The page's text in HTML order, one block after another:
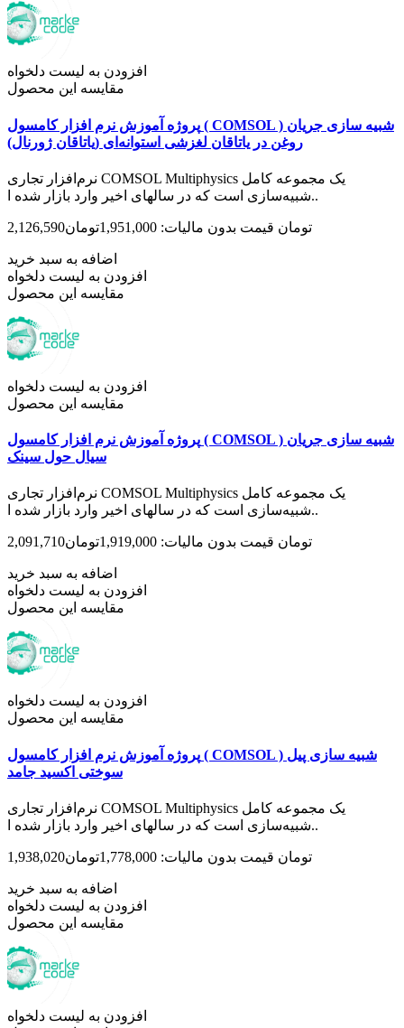
افزودن به لیست دلخواه
مقایسه این محصول
پروژه آموزش نرم افزار کامسول ( COMSOL ) شبیه سازی جریان
روغن در یاتاقان لغزشی استوانه‌ای (یاتاقان ژورنال)
نرم‌افزار تجاری COMSOL Multiphysics یک مجموعه کامل
شبیه‌سازی است که در سال­های اخیر وارد بازار شده ا..
2,126,590تومان قیمت بدون مالیات: 1,951,000تومان
اضافه به سبد خرید
افزودن به لیست دلخواه
مقایسه این محصول
افزودن به لیست دلخواه
مقایسه این محصول
پروژه آموزش نرم افزار کامسول ( COMSOL ) شبیه سازی جریان
سیال حول سینک
نرم‌افزار تجاری COMSOL Multiphysics یک مجموعه کامل
شبیه‌سازی است که در سال­های اخیر وارد بازار شده ا..
2,091,710تومان قیمت بدون مالیات: 1,919,000تومان
اضافه به سبد خرید
افزودن به لیست دلخواه
مقایسه این محصول
افزودن به لیست دلخواه
مقایسه این محصول
پروژه آموزش نرم افزار کامسول ( COMSOL ) شبیه سازی پیل
سوختی اکسید جامد
نرم‌افزار تجاری COMSOL Multiphysics یک مجموعه کامل
شبیه‌سازی است که در سال­های اخیر وارد بازار شده ا..
1,938,020تومان قیمت بدون مالیات: 1,778,000تومان
اضافه به سبد خرید
افزودن به لیست دلخواه
مقایسه این محصول
افزودن به لیست دلخواه